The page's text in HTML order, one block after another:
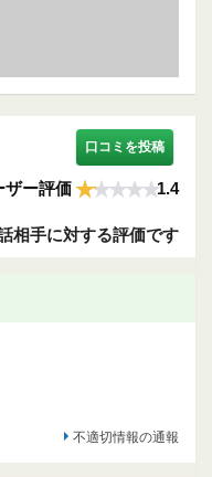
口コミを投稿
ザー評価 1.4
相手に対する評価です
不適切情報の通報